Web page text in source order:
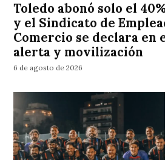
Toledo abonó solo el
y el Sindicato de
Comercio se declara en
alerta y movilización
6 de agosto de 2026